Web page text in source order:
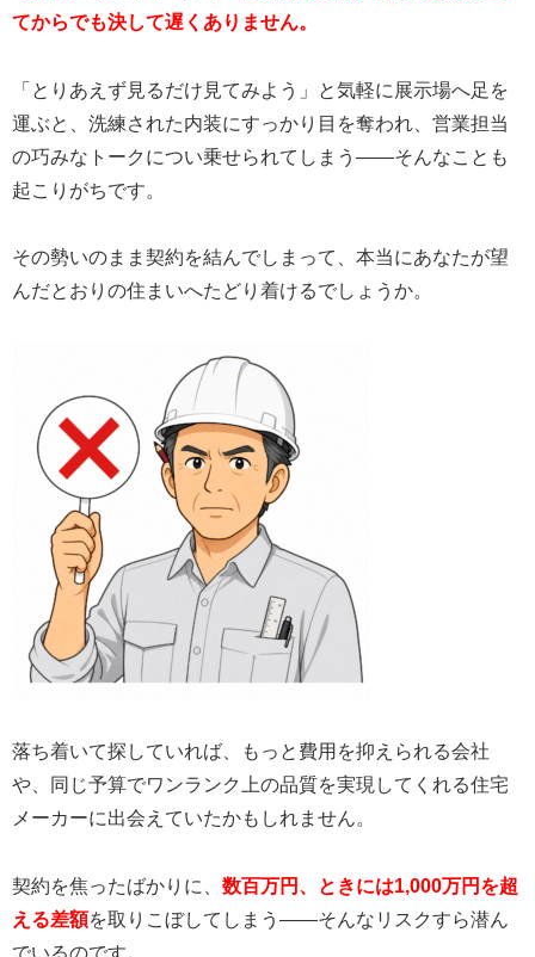
てからでも決して遅くありません。
「とりあえず見るだけ見てみよう」と気軽に展示場へ足を
運ぶと、洗練された内装にすっかり目を奪われ、営業担当
の巧みなトークについ乗せられてしまう——そんなことも
起こりがちです。
その勢いのまま契約を結んでしまって、本当にあなたが望
んだとおりの住まいへたどり着けるでしょうか。
落ち着いて探していれば、もっと費用を抑えられる会社
や、同じ予算でワンランク上の品質を実現してくれる住宅
メーカーに出会えていたかもしれません。
契約を焦ったばかりに、 数百万円、ときには1,000万円を超
える差額を取りこぼしてしまう——そんなリスクすら潜ん
でいるのです。